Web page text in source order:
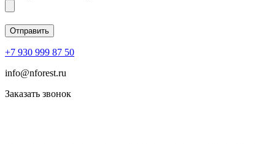
+7 930 999 87 50
info@nforest.ru
Заказать звонок